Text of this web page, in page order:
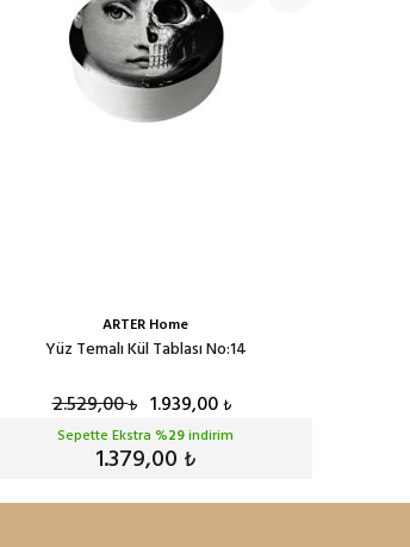
ARTER Home
Yüz Temalı Kül Tablası No:14
2.529,00₺ 1.939,00₺
Sepette Ekstra %29indirim
1.379,00 ₺